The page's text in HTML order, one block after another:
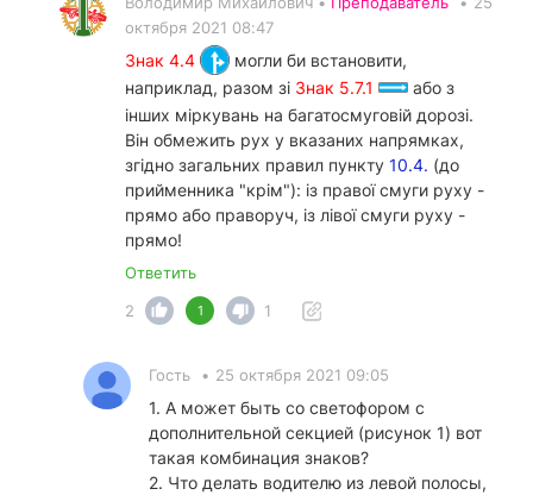
октября 2021 08:47
Знак 4.4
могли би встановити,
наприклад, разом зі Знак 5.7.1
або з
інших міркувань на багатосмуговій дорозі.
Він обмежить рух у вказаних напрямках,
згідно загальних правил пункту 10.4. (до
прийменника "крім"): із правої смуги руху -
прямо або праворуч, із лівої смуги руху -
прямо!
Ответить
2
1 1
Гость • 25 октября 2021 09:05
1. А может быть со светофором с
дополнительной секцией (рисунок 1) вот
такая комбинация знаков?
2. Что делать водителю из левой полосы,